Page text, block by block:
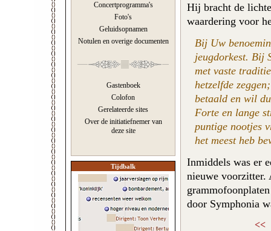
Concertprogramma's
Foto's
Geluidsopnamen
Notulen en overige documenten
Gastenboek
Colofon
Gerelateerde sites
Over de initiatiefnemer van
deze site
Tijdbalk
Hij bracht de
waardering voor
Bij Uw
jeugdorkest. Bij
met vaste
hetzelfde
betaald en wil
Forte en lange
puntige nootjes
het meest heb
Inmiddels was er
nieuwe voorzitter.
door Symphonia
<<